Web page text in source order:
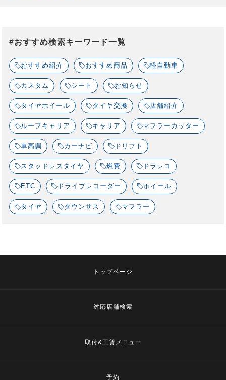
#おすすめ検索キーワード一覧
おすすめ紹介 おすすめ商品 軽自動車
カスタム シート お知らせ
タイヤホイール タイヤ交換 店舗紹介
ルーフキャリア キャリア マフラーカッター
車高調 カーナビ ドリフト
スタッドレスタイヤ 燃費 ドラレコ
ETC ドライブレコーダー ホイール
タイヤ ダウンサス マフラー
トップページ
対応店舗検索
取付&工賃メニュー
予約